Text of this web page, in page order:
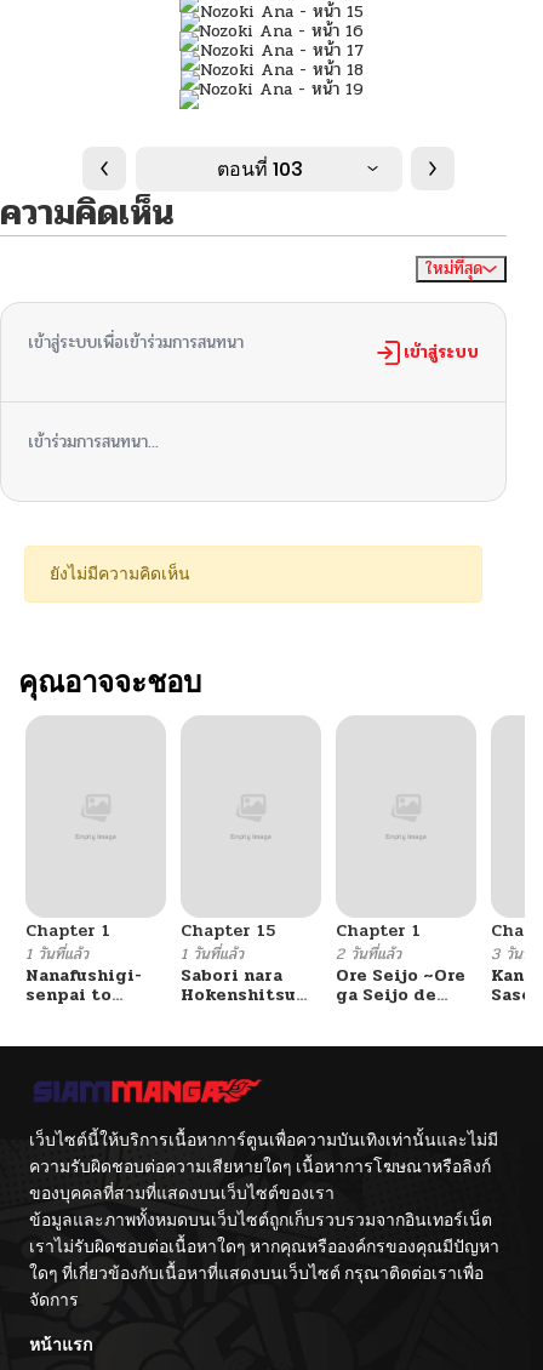
ตอนที่ 103
ความคิดเห็น
ใหม่ที่สุด
เข้าสู่ระบบเพื่อเข้าร่วมการสนทนา เข้าสู่ระบบ
เข้าร่วมการสนทนา...
ยังไม่มีความคิดเห็น
คุณอาจจะชอบ
Chapter 1
1 วันที่แล้ว
Nanafushigi-
senpai to
Chapter 15
1 วันที่แล้ว
Sabori nara
Hokenshitsu
Chapter 1
2 วันที่แล้ว
Ore Seijo ~Ore
ga Seijo de
Tag Otome
3 วันที่
Ore
เว็บไซต์นี้ให้บริการเนื้อหาการ์ตูนเพื่อความบันเทิงเท่านั้นและไม่มี
ความรับผิดชอบต่อความเสียหายใดๆ เนื้อหาการโฆษณาหรือลิงก์
ของบุคคลที่สามที่แสดงบนเว็บไซต์ของเรา
ข้อมูลและภาพทั้งหมดบนเว็บไซต์ถูกเก็บรวบรวมจากอินเทอร์เน็ต
เราไม่รับผิดชอบต่อเนื้อหาใดๆ หากคุณหรือองค์กรของคุณมีปัญหา
ใดๆ ที่เกี่ยวข้องกับเนื้อหาที่แสดงบนเว็บไซต์ กรุณาติดต่อเราเพื่อ
จัดการ
หน้าแรก